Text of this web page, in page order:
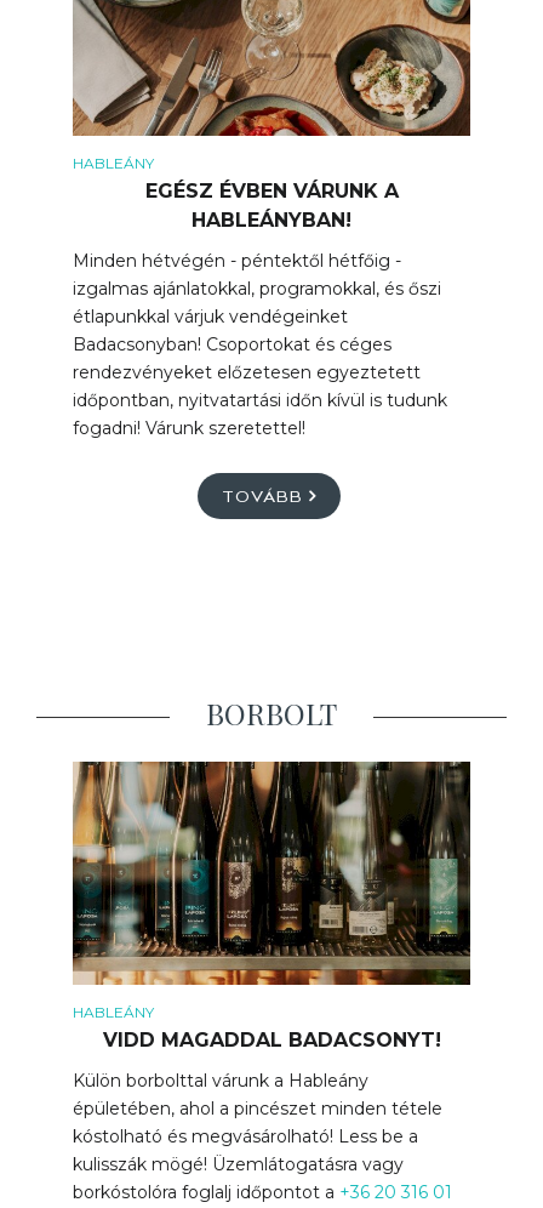
HABLEÁNY
EGÉSZ ÉVBEN VÁRUNK A
HABLEÁNYBAN!
Minden hétvégén - péntektől hétfőig -
izgalmas ajánlatokkal, programokkal, és őszi
étlapunkkal várjuk vendégeinket
Badacsonyban! Csoportokat és céges
rendezvényeket előzetesen egyeztetett
időpontban, nyitvatartási időn kívül is tudunk
fogadni! Várunk szeretettel!
TOVÁBB
BORBOLT
HABLEÁNY
VIDD MAGADDAL BADACSONYT!
Külön borbolttal várunk a Hableány
épületében, ahol a pincészet minden tétele
kóstolható és megvásárolható! Less be a
kulisszák mögé! Üzemlátogatásra vagy
borkóstolóra foglalj időpontot a +36 20 316 01